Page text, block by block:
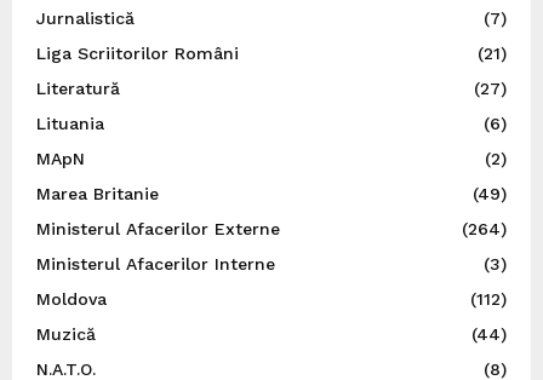
Jurnalistică
(7)
Liga Scriitorilor Români
(21)
Literatură
(27)
Lituania
(6)
MApN
(2)
Marea Britanie
(49)
Ministerul Afacerilor Externe
(264)
Ministerul Afacerilor Interne
(3)
Moldova
(112)
Muzică
(44)
N.A.T.O.
(8)